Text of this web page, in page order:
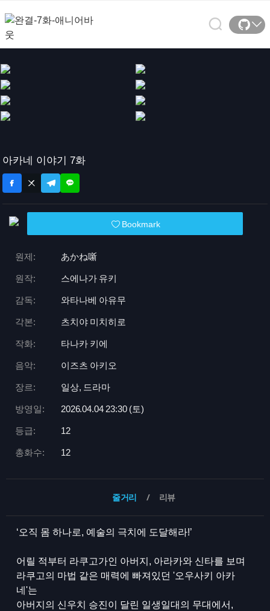
아카네 이야기 7화
Bookmark
원제: あかね噺
원작: 스에나가 유키
감독: 와타나베 아유무
각본: 츠치야 미치히로
작화: 타나카 키에
음악: 이즈츠 아키오
장르: 일상, 드라마
방영일: 2026.04.04 23:30 (토)
등급: 12
총화수: 12
줄거리 리뷰
‘오직 몸 하나로, 예술의 극치에 도달해라!’
어릴 적부터 라쿠고가인 아버지, 아라카와 신타를 보며
라쿠고의 마법 같은 매력에 빠져있던 '오우사키 아카
네'는
아버지의 신우치 승진이 달린 일생일대의 무대에서,